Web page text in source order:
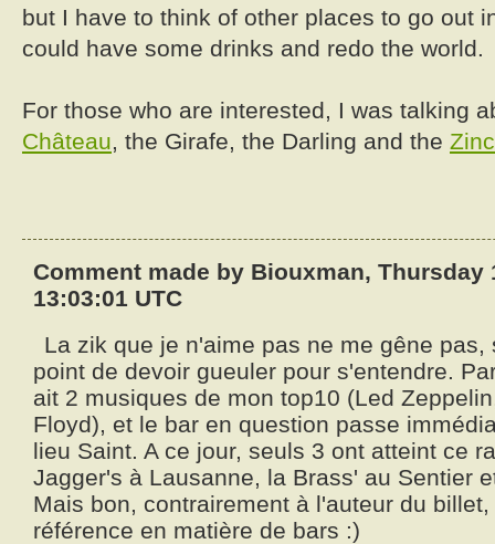
but I have to think of other places to go out
could have some drinks and redo the world.
For those who are interested, I was talking
Château, the Girafe, the Darling and the Zinc
Comment made by Biouxman, Thursday
13:03:01 UTC
La zik que je n'aime pas ne me gêne pas,
point de devoir gueuler pour s'entendre.
ait 2 musiques de mon top10 (Led
Floyd), et le bar en question passe
lieu Saint. A ce jour, seuls 3 ont atteint ce
Jagger's à Lausanne, la Brass' au Sentier
Mais bon, contrairement à l'auteur du
référence en matière de bars :)